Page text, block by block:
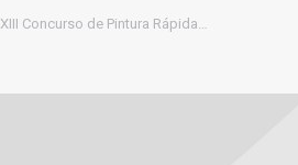
XIII Concurso de Pintura Rápida…